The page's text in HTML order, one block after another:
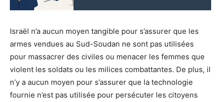
Israël n’a aucun moyen tangible pour s’assurer que les
armes vendues au Sud-Soudan ne sont pas utilisées
pour massacrer des civiles ou menacer les femmes que
violent les soldats ou les milices combattantes. De plus, il
n’y a aucun moyen pour s’assurer que la technologie
fournie n’est pas utilisée pour persécuter les citoyens